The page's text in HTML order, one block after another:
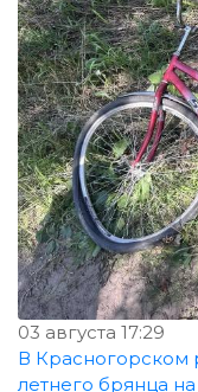
03 августа 17:29
В Красногорском
летнего брянца